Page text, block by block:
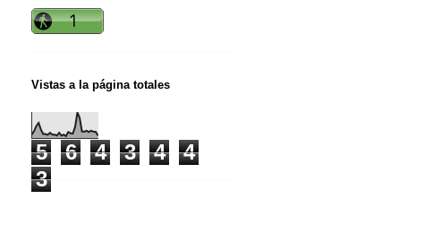
Vistas a la página totales
5 6 4 3 4
4
3